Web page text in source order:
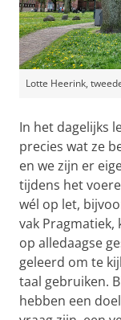
Lotte Heerink,
In het dagelijks
precies wat ze
en we zijn er
tijdens het
wél op let,
vak
op alledaagse
geleerd om te
taal gebruiken.
hebben een